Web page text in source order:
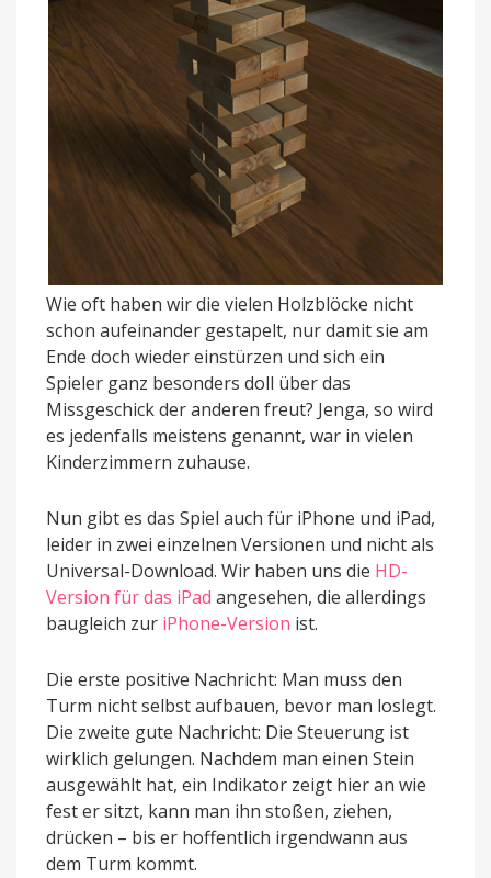
Wie oft haben wir die vielen Holzblöcke nicht
schon aufeinander gestapelt, nur damit sie am
Ende doch wieder einstürzen und sich ein
Spieler ganz besonders doll über das
Missgeschick der anderen freut? Jenga, so wird
es jedenfalls meistens genannt, war in vielen
Kinderzimmern zuhause.
Nun gibt es das Spiel auch für iPhone und iPad,
leider in zwei einzelnen Versionen und nicht als
Universal-Download. Wir haben uns die HD-
Version für das iPad angesehen, die allerdings
baugleich zur iPhone-Version ist.
Die erste positive Nachricht: Man muss den
Turm nicht selbst aufbauen, bevor man loslegt.
Die zweite gute Nachricht: Die Steuerung ist
wirklich gelungen. Nachdem man einen Stein
ausgewählt hat, ein Indikator zeigt hier an wie
fest er sitzt, kann man ihn stoßen, ziehen,
drücken – bis er hoffentlich irgendwann aus
dem Turm kommt.